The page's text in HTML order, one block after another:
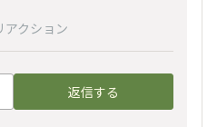
アクション
返信する